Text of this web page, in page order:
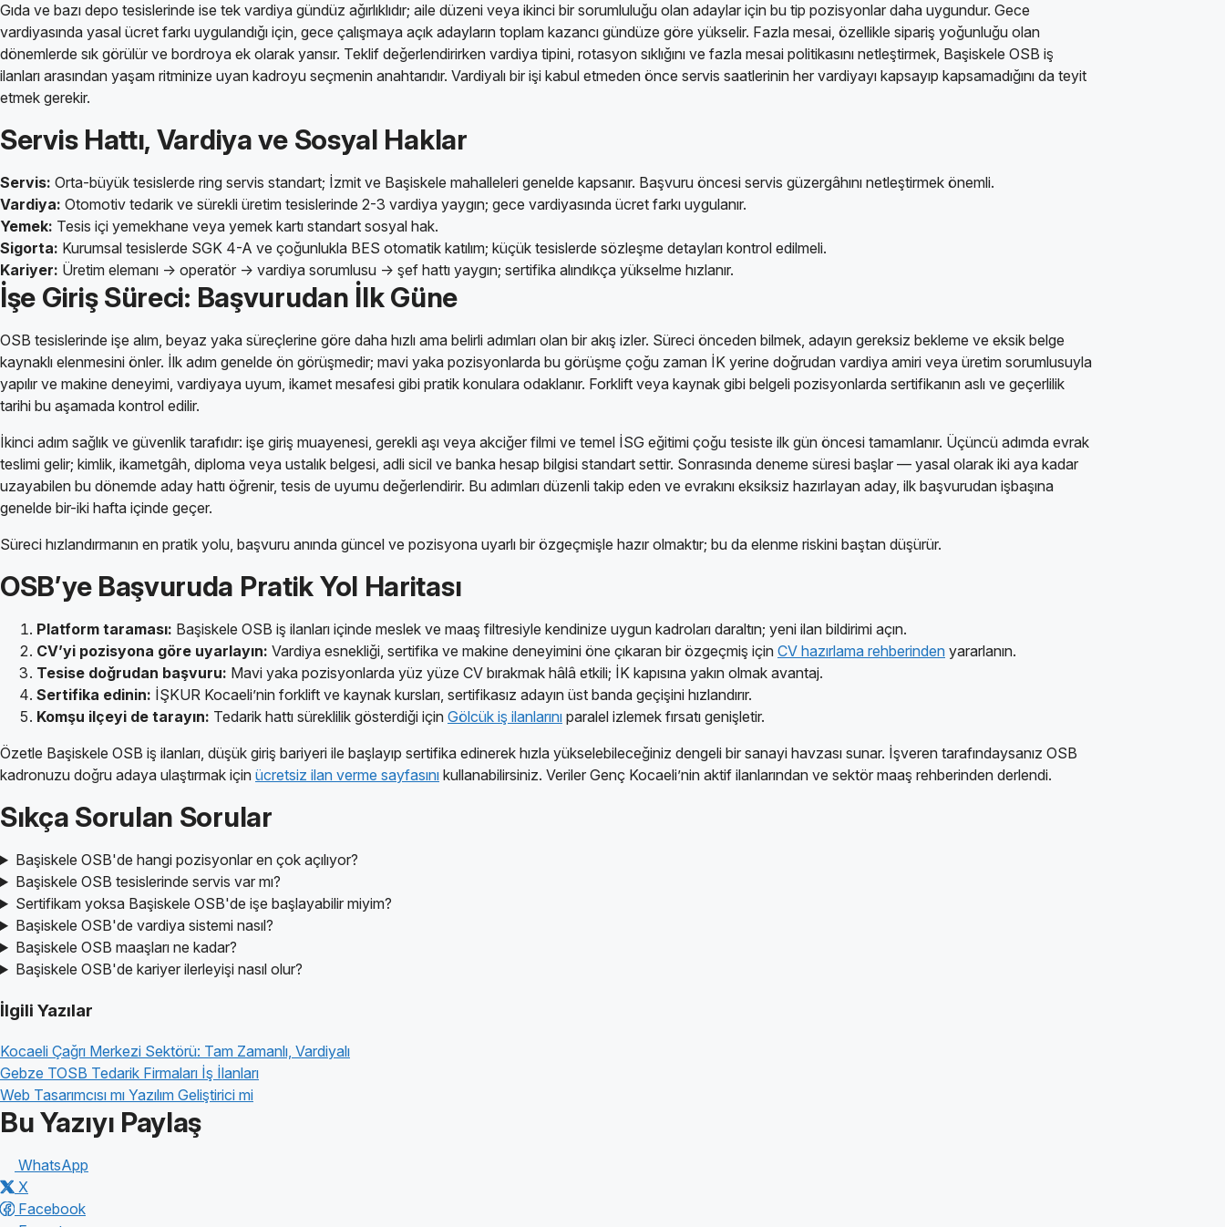
Gıda ve bazı depo tesislerinde ise tek vardiya gündüz ağırlıklıdır; aile düzeni veya ikinci bir sorumluluğu olan adaylar için bu tip pozisyonlar daha uygundur. Gece
vardiyasında yasal ücret farkı uygulandığı için, gece çalışmaya açık adayların toplam kazancı gündüze göre yükselir. Fazla mesai, özellikle sipariş yoğunluğu olan
dönemlerde sık görülür ve bordroya ek olarak yansır. Teklif değerlendirirken vardiya tipini, rotasyon sıklığını ve fazla mesai politikasını netleştirmek, Başiskele OSB iş
ilanları arasından yaşam ritminize uyan kadroyu seçmenin anahtarıdır. Vardiyalı bir işi kabul etmeden önce servis saatlerinin her vardiyayı kapsayıp kapsamadığını da teyit
etmek gerekir.
Servis Hattı, Vardiya ve Sosyal Haklar
Servis: Orta-büyük tesislerde ring servis standart; İzmit ve Başiskele mahalleleri genelde kapsanır. Başvuru öncesi servis güzergâhını netleştirmek önemli.
Vardiya: Otomotiv tedarik ve sürekli üretim tesislerinde 2-3 vardiya yaygın; gece vardiyasında ücret farkı uygulanır.
Yemek: Tesis içi yemekhane veya yemek kartı standart sosyal hak.
Sigorta: Kurumsal tesislerde SGK 4-A ve çoğunlukla BES otomatik katılım; küçük tesislerde sözleşme detayları kontrol edilmeli.
Kariyer: Üretim elemanı → operatör → vardiya sorumlusu → şef hattı yaygın; sertifika alındıkça yükselme hızlanır.
İşe Giriş Süreci: Başvurudan İlk Güne
OSB tesislerinde işe alım, beyaz yaka süreçlerine göre daha hızlı ama belirli adımları olan bir akış izler. Süreci önceden bilmek, adayın gereksiz bekleme ve eksik belge
kaynaklı elenmesini önler. İlk adım genelde ön görüşmedir; mavi yaka pozisyonlarda bu görüşme çoğu zaman İK yerine doğrudan vardiya amiri veya üretim sorumlusuyla
yapılır ve makine deneyimi, vardiyaya uyum, ikamet mesafesi gibi pratik konulara odaklanır. Forklift veya kaynak gibi belgeli pozisyonlarda sertifikanın aslı ve geçerlilik
tarihi bu aşamada kontrol edilir.
İkinci adım sağlık ve güvenlik tarafıdır: işe giriş muayenesi, gerekli aşı veya akciğer filmi ve temel İSG eğitimi çoğu tesiste ilk gün öncesi tamamlanır. Üçüncü adımda evrak
teslimi gelir; kimlik, ikametgâh, diploma veya ustalık belgesi, adli sicil ve banka hesap bilgisi standart settir. Sonrasında deneme süresi başlar — yasal olarak iki aya kadar
uzayabilen bu dönemde aday hattı öğrenir, tesis de uyumu değerlendirir. Bu adımları düzenli takip eden ve evrakını eksiksiz hazırlayan aday, ilk başvurudan işbaşına
genelde bir-iki hafta içinde geçer.
Süreci hızlandırmanın en pratik yolu, başvuru anında güncel ve pozisyona uyarlı bir özgeçmişle hazır olmaktır; bu da elenme riskini baştan düşürür.
OSB’ye Başvuruda Pratik Yol Haritası
Platform taraması: Başiskele OSB iş ilanları içinde meslek ve maaş filtresiyle kendinize uygun kadroları daraltın; yeni ilan bildirimi açın.
CV’yi pozisyona göre uyarlayın: Vardiya esnekliği, sertifika ve makine deneyimini öne çıkaran bir özgeçmiş için CV hazırlama rehberinden yararlanın.
Tesise doğrudan başvuru: Mavi yaka pozisyonlarda yüz yüze CV bırakmak hâlâ etkili; İK kapısına yakın olmak avantaj.
Sertifika edinin: İŞKUR Kocaeli’nin forklift ve kaynak kursları, sertifikasız adayın üst banda geçişini hızlandırır.
Komşu ilçeyi de tarayın: Tedarik hattı süreklilik gösterdiği için Gölcük iş ilanlarını paralel izlemek fırsatı genişletir.
Özetle Başiskele OSB iş ilanları, düşük giriş bariyeri ile başlayıp sertifika edinerek hızla yükselebileceğiniz dengeli bir sanayi havzası sunar. İşveren tarafındaysanız OSB
kadronuzu doğru adaya ulaştırmak için ücretsiz ilan verme sayfasını kullanabilirsiniz. Veriler Genç Kocaeli’nin aktif ilanlarından ve sektör maaş rehberinden derlendi.
Sıkça Sorulan Sorular
Başiskele OSB'de hangi pozisyonlar en çok açılıyor?
Başiskele OSB tesislerinde servis var mı?
Sertifikam yoksa Başiskele OSB'de işe başlayabilir miyim?
Başiskele OSB'de vardiya sistemi nasıl?
Başiskele OSB maaşları ne kadar?
Başiskele OSB'de kariyer ilerleyişi nasıl olur?
İlgili Yazılar
Kocaeli Çağrı Merkezi Sektörü: Tam Zamanlı, Vardiyalı
Gebze TOSB Tedarik Firmaları İş İlanları
Web Tasarımcısı mı Yazılım Geliştirici mi
Bu Yazıyı Paylaş
WhatsApp
X
Facebook